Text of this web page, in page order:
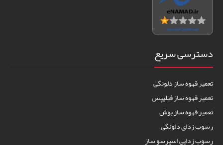
دسترسی سریع
تعمیر قهوه ساز دلونگی
تعمیر قهوه ساز فیلیپس
تعمیر قهوه ساز بوش
رسوب زدای دلونگی
رسوب زدایی اسپرسو ساز